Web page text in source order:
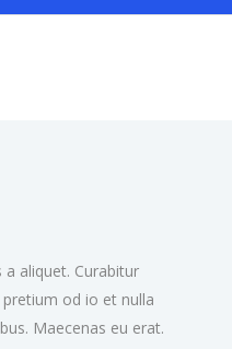
aliquet. Curabitur
od io et nulla
Maecenas eu erat.